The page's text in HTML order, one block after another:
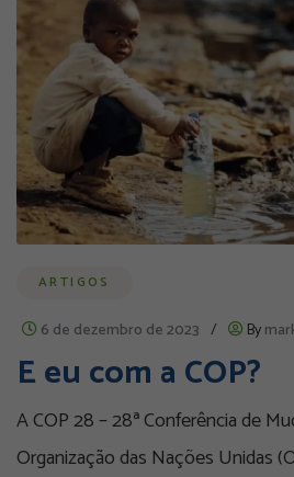
ARTIGOS
6 de dezembro de 2023 / By
E eu com a COP?
A COP 28 – 28ª Conferência de
Organização das Nações Unidas